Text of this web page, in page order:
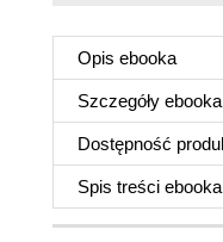
Opis ebooka
Szczegóły ebooka
Dostępność
Spis treści ebooka